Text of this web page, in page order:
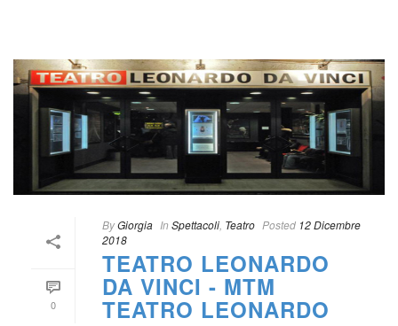
0
ByGiorgia In Spettacoli Teatro Posted 12 Dicembre
2018
TEATRO LEONARDO
DA VINCI - MTM
TEATRO LEONARDO